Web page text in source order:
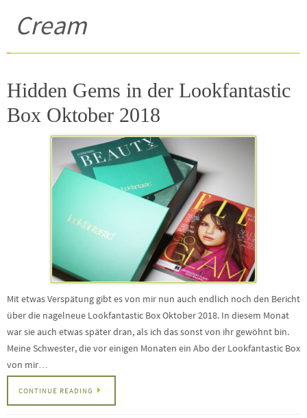
Cream
Hidden Gems in der Lookfantastic
Box Oktober 2018
Mit etwas Verspätung gibt es von mir nun auch endlich noch den Bericht
über die nagelneue Lookfantastic Box Oktober 2018. In diesem Monat
war sie auch etwas später dran, als ich das sonst von ihr gewöhnt bin.
Meine Schwester, die vor einigen Monaten ein Abo der Lookfantastic Box
von mir…
CONTINUE READING